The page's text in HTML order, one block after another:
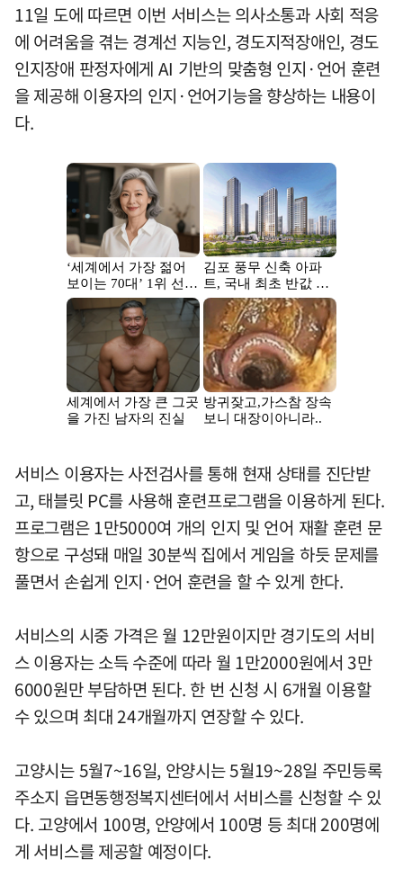
11일 도에 따르면 이번 서비스는 의사소통과 사회 적응
에 어려움을 겪는 경계선 지능인, 경도지적장애인, 경도
인지장애 판정자에게 AI 기반의 맞춤형 인지·언어 훈련
을 제공해 이용자의 인지·언어기능을 향상하는 내용이
다.
서비스 이용자는 사전검사를 통해 현재 상태를 진단받
고, 태블릿 PC를 사용해 훈련프로그램을 이용하게 된다.
프로그램은 1만5000여 개의 인지 및 언어 재활 훈련 문
항으로 구성돼 매일 30분씩 집에서 게임을 하듯 문제를
풀면서 손쉽게 인지·언어 훈련을 할 수 있게 한다.
서비스의 시중 가격은 월 12만원이지만 경기도의 서비
스 이용자는 소득 수준에 따라 월 1만2000원에서 3만
6000원만 부담하면 된다. 한 번 신청 시 6개월 이용할
수 있으며 최대 24개월까지 연장할 수 있다.
고양시는 5월7~16일, 안양시는 5월19~28일 주민등록
주소지 읍면동행정복지센터에서 서비스를 신청할 수 있
다. 고양에서 100명, 안양에서 100명 등 최대 200명에
게 서비스를 제공할 예정이다.